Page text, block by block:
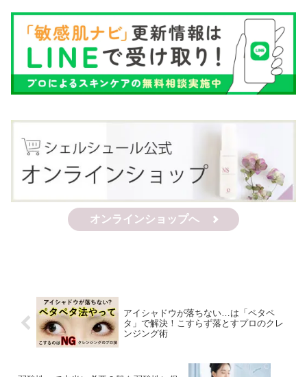
オンラインショップへ
アイシャドウが落ちない…は「ペタペ
タ」で解決！こすらず落とすプロのクレ
ンジング術